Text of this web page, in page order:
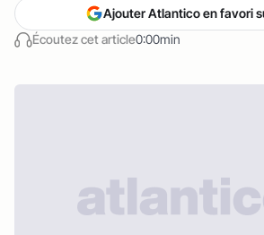
Écoutez cet article0:00min
Ajouter Atlantico en favori